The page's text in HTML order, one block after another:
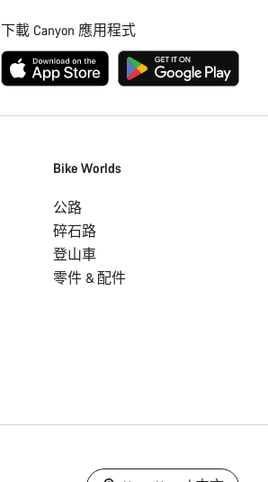
下載 Canyon 應用程式
Bike Worlds
公路
碎石路
登山車
零件 & 配件